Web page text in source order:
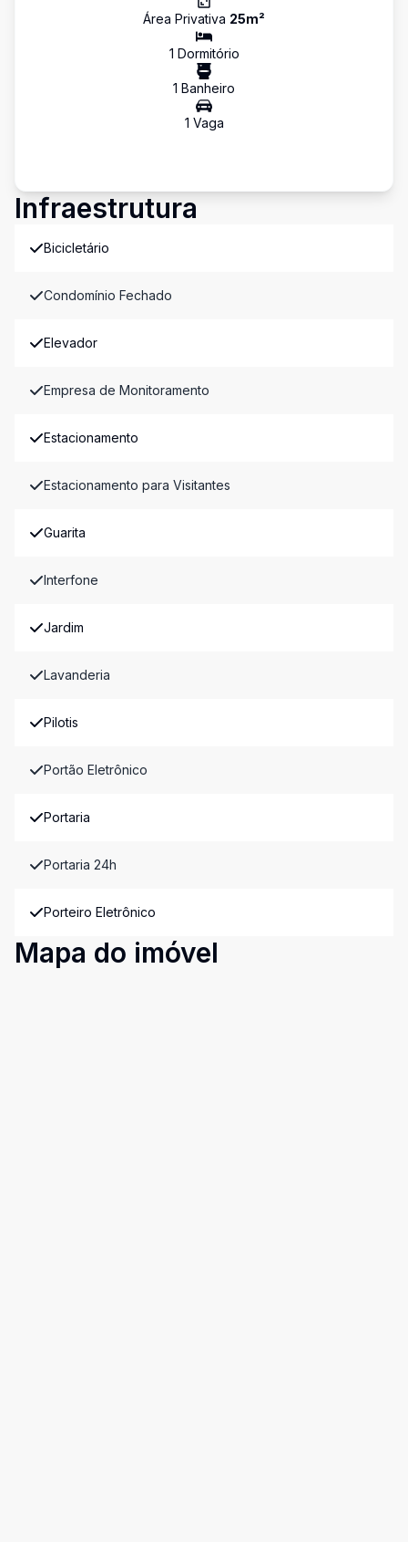
Área Privativa 25m²
1 Dormitório
1 Banheiro
1 Vaga
Infraestrutura
Bicicletário
Condomínio Fechado
Elevador
Empresa de Monitoramento
Estacionamento
Estacionamento para Visitantes
Guarita
Interfone
Jardim
Lavanderia
Pilotis
Portão Eletrônico
Portaria
Portaria 24h
Porteiro Eletrônico
Mapa do imóvel